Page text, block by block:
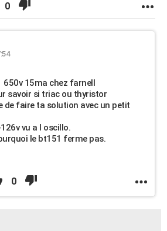
0
15ma chez farnell
savoir si triac ou thyristor
de faire ta solution avec un petit
vu a l oscillo.
le bt151 ferme pas.
0